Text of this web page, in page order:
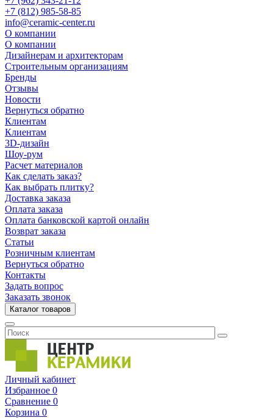
+7 (812) 985-58-85
info@ceramic-center.ru
О компании
О компании
Дизайнерам и архитекторам
Строительным организациям
Бренды
Отзывы
Новости
Вернуться обратно
Клиентам
Клиентам
3D-дизайн
Шоу-рум
Расчет материалов
Как сделать заказ?
Как выбрать плитку?
Доставка заказа
Оплата заказа
Оплата банковской картой онлайн
Возврат заказа
Статьи
Розничным клиентам
Вернуться обратно
Контакты
Задать вопрос
Заказать звонок
Каталог товаров
Личный кабинет
Избранное 0
Сравнение 0
Корзина 0